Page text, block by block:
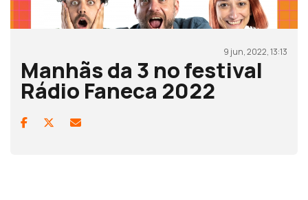
9 jun, 2022, 13:13
Manhãs da 3 no festival
Rádio Faneca 2022